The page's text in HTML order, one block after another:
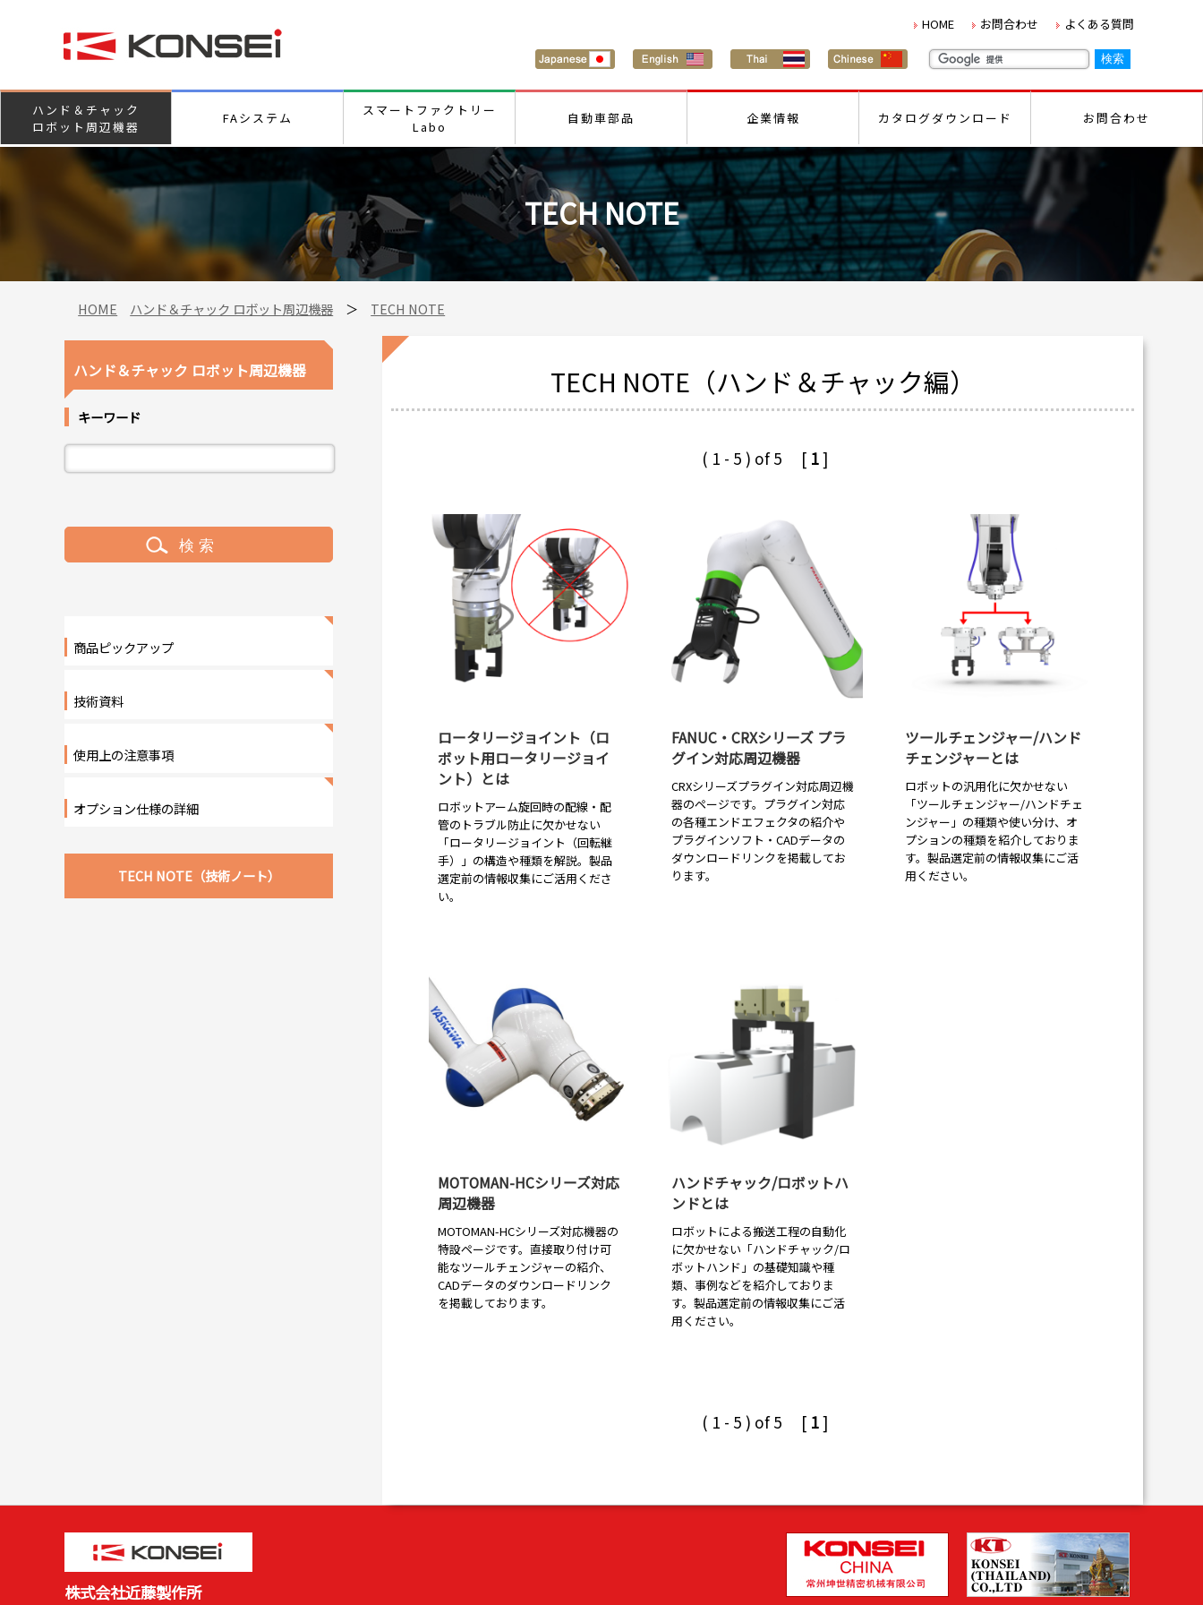
HOME お問合わせ よくある質問
ハンド＆チャック
ロボット周辺機器
FAシステム
スマートファクトリー
Labo
自動車部品 企業情報 カタログダウンロード お問合わせ
TECH NOTE
HOME ハンド＆チャック ロボット周辺機器 ＞ TECH NOTE
TECH NOTE（ハンド＆チャック編）
( 1 - 5 ) of 5 [ 1]
ロータリージョイント（ロ
ボット用ロータリージョイ
ント）とは
ロボットアーム旋回時の配線・配
管のトラブル防止に欠かせない
「ロータリージョイント（回転継
手）」の構造や種類を解説。製品
選定前の情報収集にご活用くださ
い。
FANUC・CRXシリーズ プラ
グイン対応周辺機器
CRXシリーズプラグイン対応周辺機
器のページです。プラグイン対応
の各種エンドエフェクタの紹介や
プラグインソフト・CADデータの
ダウンロードリンクを掲載してお
ります。
ツールチェンジャー/ハンド
チェンジャーとは
ロボットの汎用化に欠かせない
「ツールチェンジャー/ハンドチェ
ンジャー」の種類や使い分け、オ
プションの種類を紹介しておりま
す。製品選定前の情報収集にご活
用ください。
MOTOMAN-HCシリーズ対応
周辺機器
MOTOMAN-HCシリーズ対応機器の
特設ページです。直接取り付け可
能なツールチェンジャーの紹介、
CADデータのダウンロードリンク
を掲載しております。
ハンドチャック/ロボットハ
ンドとは
ロボットによる搬送工程の自動化
に欠かせない「ハンドチャック/ロ
ボットハンド」の基礎知識や種
類、事例などを紹介しておりま
す。製品選定前の情報収集にご活
用ください。
( 1 - 5 ) of 5 [ 1]
ハンド＆チャック ロボット周辺機器
キーワード
商品ピックアップ
技術資料
使用上の注意事項
オプション仕様の詳細
TECH NOTE（技術ノート）
株式会社近藤製作所